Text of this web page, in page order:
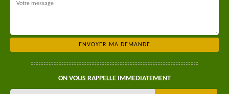
ON VOUS RAPPELLE IMMEDIATEMENT